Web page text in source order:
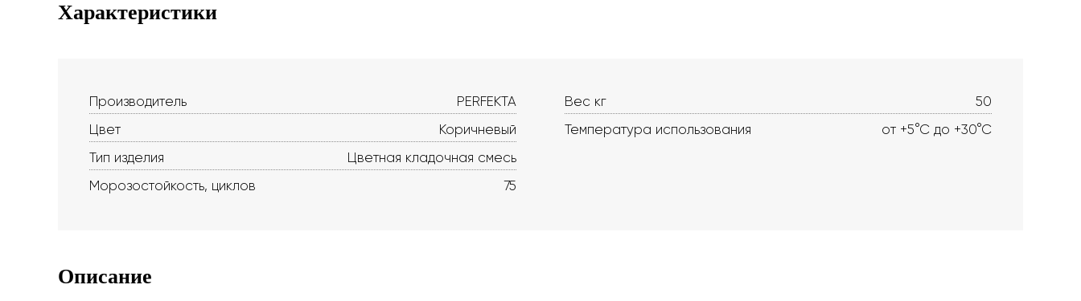
Характеристики
Производитель
PERFEKTA
Цвет
Коричневый
Тип изделия
Цветная кладочная смесь
Морозостойкость, циклов
75
Вес кг
50
Температура использования
от +5°С до +30°С
Описание